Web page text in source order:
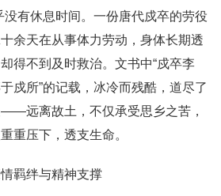
没有休息时间。一份唐代戍卒的劳役
余天在从事体力劳动，身体长期透
得不到及时救治。文书中“戍卒李
戍所”的记载，冰冷而残酷，道尽了
远离故土，不仅承受思乡之苦，
重压下，透支生命。
羁绊与精神支撑